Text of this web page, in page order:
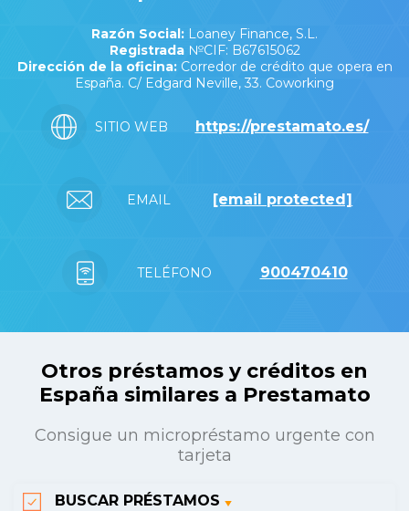
Razón Social: Loaney Finance, S.L.
Registrada№CIF: B67615062
Dirección de la oficina:Corredor de crédito que opera en
España. C/ Edgard Neville, 33. Coworking
SITIO WEB https://prestamato.es/
EMAIL [email protected]
TELÉFONO 900470410
Otros préstamos y créditos en
España similares a Prestamato
Consigue un micropréstamo urgente con
tarjeta
BUSCAR PRÉSTAMOS